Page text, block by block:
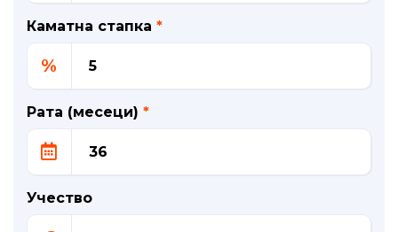
Каматна стапка *
%
Рата (месеци) *
Учество